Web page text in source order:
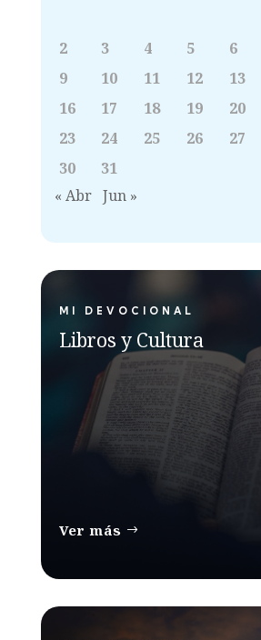
2
3 4 5 6
9
10 11 12 13
16
17 18 19 20
23
24 25 26 27
30
31
« Abr Jun »
MI DEVOCIONAL
Libros y Cultura
Ver más